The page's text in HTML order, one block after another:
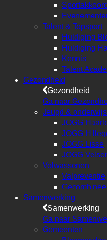
Sportakkoord
Talent & Topsport
Huldiging
Huldiging
Kennis
Talent
Gezondheid
Gezondheid
Ga naar
Jeugd & onderwijs
JOGG
JOGG
JOGG Lisse
JOGG
Volwassenen
Valpreventie
Samenwerking
Samenwerking
Ga naar
Gemeenten